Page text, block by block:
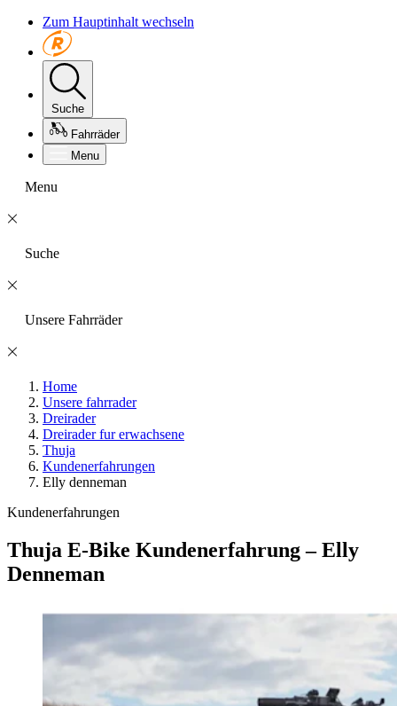
Zum Hauptinhalt wechseln
Suche
Fahrräder
Menu
Menu
Suche
Unsere Fahrräder
Home
Unsere fahrrader
Dreirader
Dreirader fur erwachsene
Thuja
Kundenerfahrungen
Elly denneman
Kundenerfahrungen
Thuja E-Bike Kundenerfahrung – Elly
Denneman